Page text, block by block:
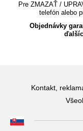
Pre ZMAZAŤ /
telefón alebo
Objednávky
Kontakt,